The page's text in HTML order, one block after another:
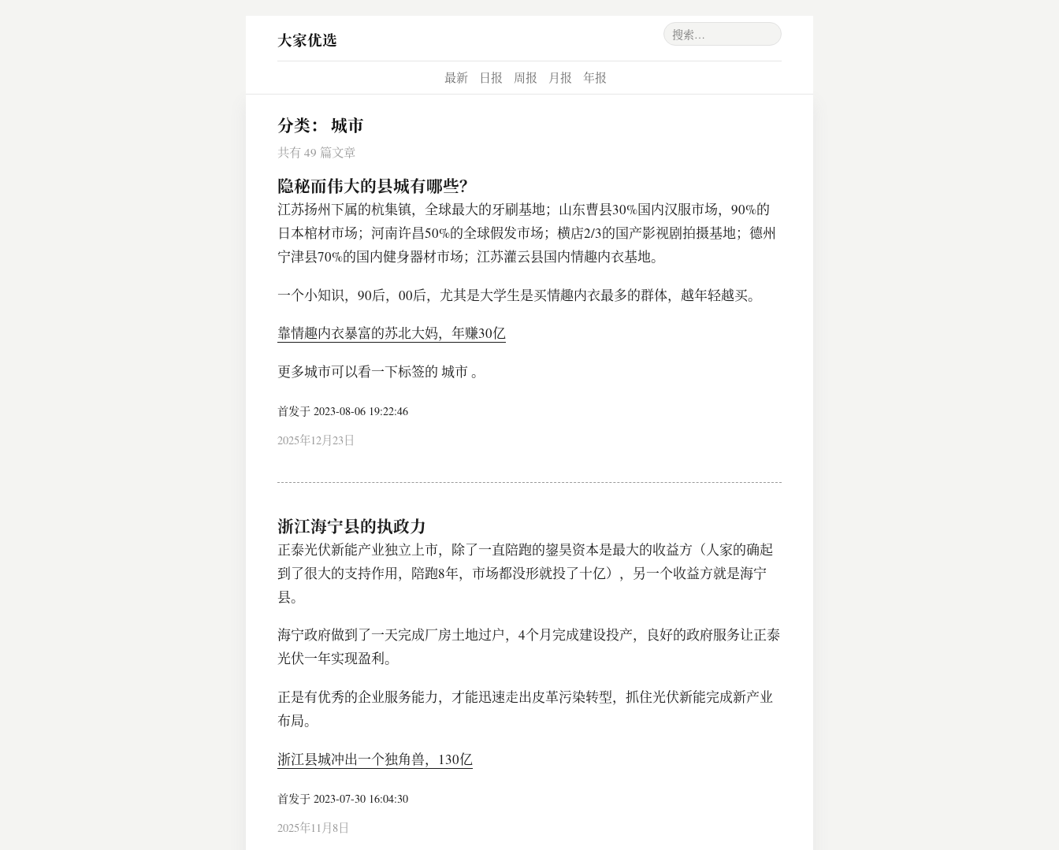
大家优选
最新 日报 周报 月报 年报
分类： 城市
共有 49 篇文章
隐秘而伟大的县城有哪些？
​江苏扬州下属的杭集镇，全球最大的牙刷基地；山东曹县30%国内汉服市场，90%的
日本棺材市场；河南许昌50%的全球假发市场；横店2/3的国产影视剧拍摄基地；德州
宁津县70%的国内健身器材市场；江苏灌云县国内情趣内衣基地。
一个小知识，90后，00后，尤其是大学生是买情趣内衣最多的群体，越年轻越买。
靠情趣内衣暴富的苏北大妈，年赚30亿
更多城市可以看一下标签的 城市 。
首发于 2023-08-06 19:22:46
2025年12月23日
浙江海宁县的执政力
正泰光伏新能产业独立上市，除了一直陪跑的鋆昊资本是最大的收益方（人家的确起
到了很大的支持作用，陪跑8年，市场都没形就投了十亿），另一个收益方就是海宁
县。
海宁政府做到了一天完成厂房土地过户，4个月完成建设投产，良好的政府服务让正泰
光伏一年实现盈利。
正是有优秀的企业服务能力，才能迅速走出皮革污染转型，抓住光伏新能完成新产业
布局。
浙江县城冲出一个独角兽，130亿
首发于 2023-07-30 16:04:30
2025年11月8日